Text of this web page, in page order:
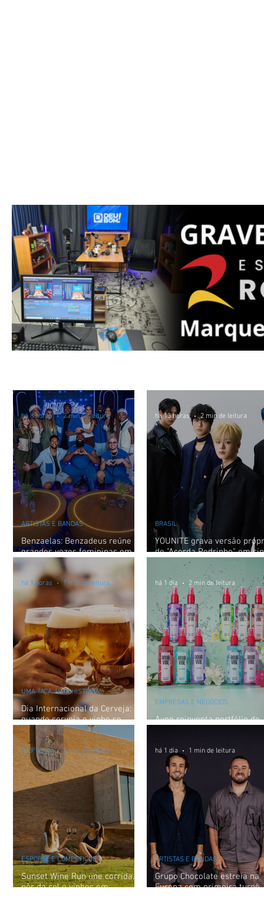
Benzaelas: Benzadeus reúne
grandes vozes femininas em
novo audiovisual
ARTISTAS E BANDAS
há 8 horas 2 min de leitura
Dia Internacional da Cerveja:
quando cerveja e vinho se
encontram
UMA TAÇA, UMA HISTÓRIA
há 9 horas 1 min de leitura
Sunset Wine Run une corrida,
pôr do sol e vinhos em
ESPORTE E COMPETIÇÕES
há 9 horas 3 min de leitura
YOUNITE grava versão
de "Acorda Pedrinho" em
exclusivo para o Brasil
BRASIL
há 13 horas 2 min de leitura
Avon reinventa portfólio de
EMPRESAS E NEGÓCIOS
há 1 dia 2 min de leitura
Grupo Chocolate estreia na
Europa com primeira turnê
ARTISTAS E BANDAS
há 1 dia 1 min de leitura